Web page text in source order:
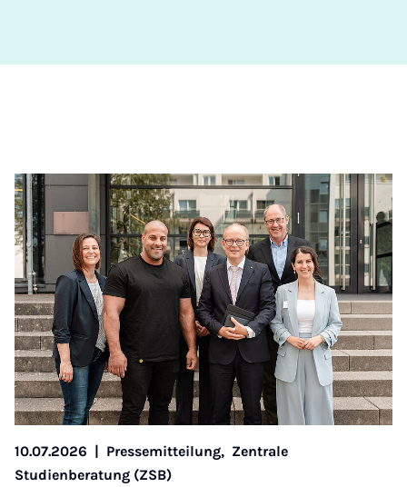
10.07.2026 | Pressemitteilung, Zentrale
Studienberatung (ZSB)